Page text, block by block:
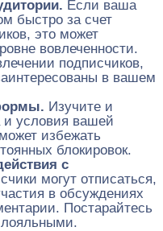
Если ваша
быстро за счет
это может
вовлеченности.
подписчиков,
в вашем
Изучите и
и условия вашей
избежать
блокировок.
с
могут отписаться,
в обсуждениях
Постарайтесь
лояльными.